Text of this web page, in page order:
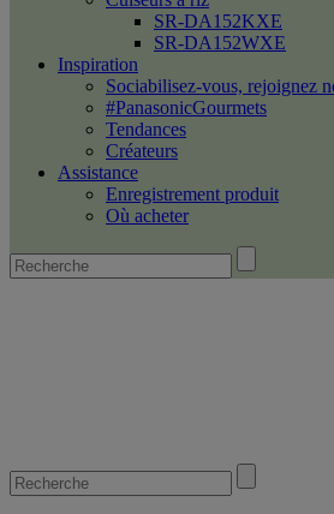
SR-DA152KXE
SR-DA152WXE
Inspiration
Sociabilisez-vous, rejoignez
#PanasonicGourmets
Tendances
Créateurs
Assistance
Enregistrement produit
Où acheter